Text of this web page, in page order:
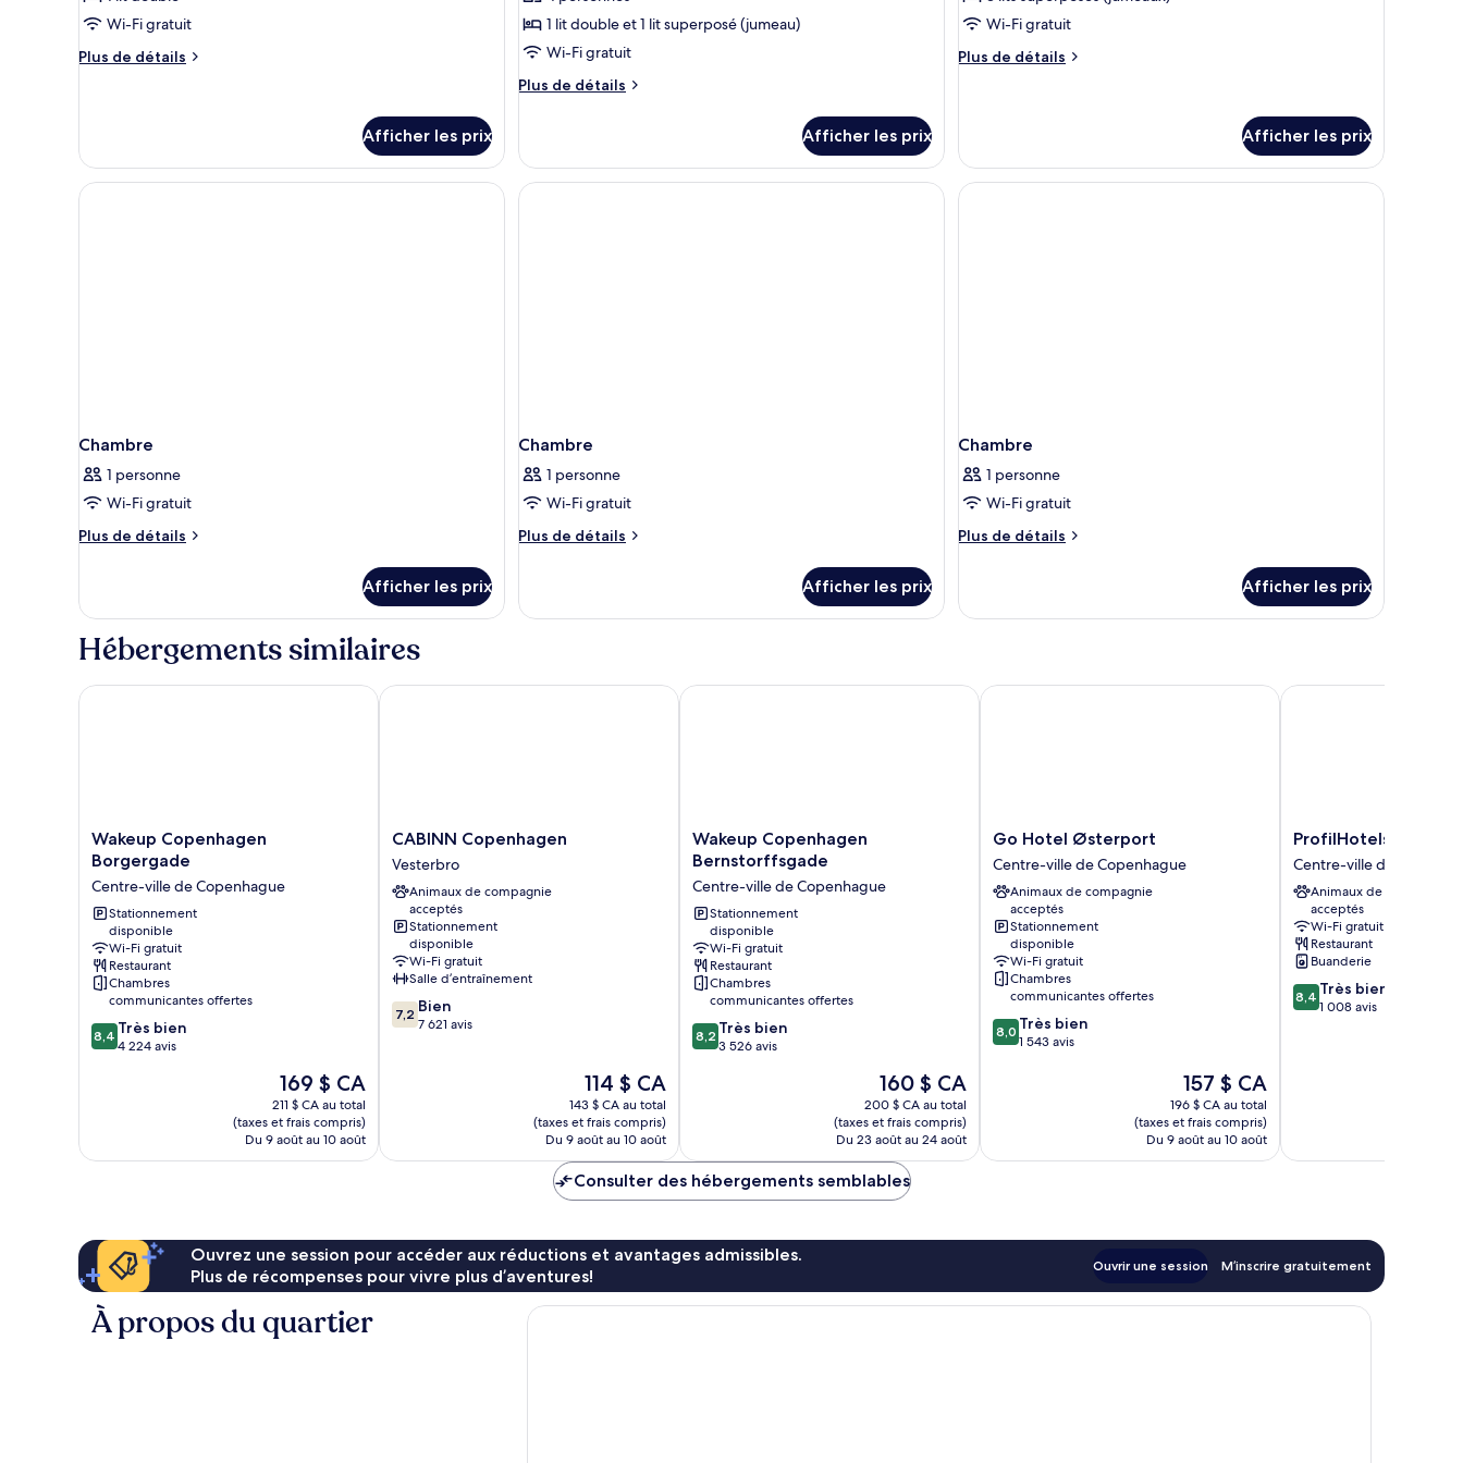
ce
type
de
double
Wi-Fi gratuit
Plus de détails
Plus
Prestige
double
Afficher les prix
ce
type
de
chambre :
for
4
1 lit double et 1 lit superposé (jumeau)
Wi-Fi gratuit
Plus de détails
Plus
Family
Room
for
Afficher les prix
ce
type
de
Private
Wi-Fi gratuit
Plus de détails
Plus
Bed
Private
Afficher les prix
Chambre
1 personne
Wi-Fi gratuit
Plus de détails
Plus
Chambre
Afficher les prix
Chambre
1 personne
Wi-Fi gratuit
Plus de détails
Plus
Chambre
Afficher les prix
Chambre
1 personne
Wi-Fi gratuit
Plus de détails
Plus
Chambre
Afficher les prix
Hébergements similaires
Wakeup
Copenhagen
Borgergade
Centre-
ville
Copenhague
Wakeup Copenhagen
Borgergade
Centre-ville de Copenhague
Stationnement
disponible
Wi-Fi gratuit
Restaurant
Chambres
communicantes offertes
8.4
sur
8,4 Très bien
4 224 avis
Le
prix
est
de
169 $ CA
169 $ CA
211 $ CA au total
(taxes et frais compris)
Du 9 août au 10 août
Wakeup Copenhagen Borgergade
CABINN
Copenhagen
Vesterbro
CABINN Copenhagen
Vesterbro
Animaux de compagnie
acceptés
Stationnement
disponible
Wi-Fi gratuit
Salle d’entraînement
7.2
sur
7,2 Bien
7 621 avis
Le
prix
est
de
114 $ CA
114 $ CA
143 $ CA au total
(taxes et frais compris)
Du 9 août au 10 août
CABINN Copenhagen
Wakeup
Copenhagen
Bernstorffsgade
Centre-
ville
Copenhague
Wakeup Copenhagen
Bernstorffsgade
Centre-ville de Copenhague
Stationnement
disponible
Wi-Fi gratuit
Restaurant
Chambres
communicantes offertes
8.2
sur
8,2 Très bien
3 526 avis
Le
prix
est
de
160 $ CA
160 $ CA
200 $ CA au total
(taxes et frais compris)
Du 23 août au 24 août
Wakeup Copenhagen Bernstorffsgade
Go
Hotel
Østerport
Centre-
ville
de
Copenhague
Go Hotel Østerport
Centre-ville de Copenhague
Animaux de compagnie
acceptés
Stationnement
disponible
Wi-Fi gratuit
Chambres
communicantes offertes
8.0
sur
8,0 Très bien
1 543 avis
Le
prix
est
de
157 $ CA
157 $ CA
196 $ CA au total
(taxes et frais compris)
Du 9 août au 10 août
Go Hotel Østerport
ProfilHotels
Richmond
Centre-
ville
Copenhague
ProfilHotels
Centre-ville de
Animaux de compagnie
acceptés
Wi-Fi gratuit
Restaurant
Buanderie
8.4
sur
8,4 Très bien
1 008 avis
ProfilHotels Richmond
Consulter des hébergements semblables
Ouvrez une session pour accéder aux réductions et avantages admissibles.
Plus de récompenses pour vivre plus d’aventures!
Ouvrir une session M’inscrire gratuitement
À propos du quartier